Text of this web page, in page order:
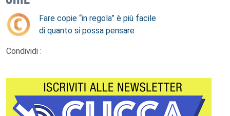
Fare copie “in regola” è più facile
di quanto si possa pensare
Condividi :